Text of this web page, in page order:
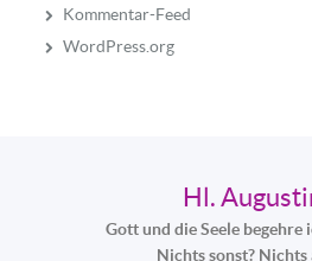
Kommentar-Feed
WordPress.org
Hl.
Gott und die Seele begehre
Nichts sonst? Nichts